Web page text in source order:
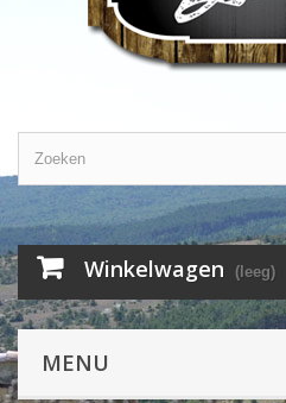
Winkelwagen (leeg)
MENU